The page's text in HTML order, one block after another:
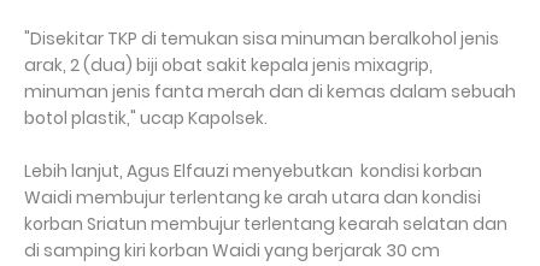
"Disekitar TKP di temukan sisa minuman beralkohol jenis
arak, 2 (dua) biji obat sakit kepala jenis mixagrip,
minuman jenis fanta merah dan di kemas dalam sebuah
botol plastik," ucap Kapolsek.
Lebih lanjut, Agus Elfauzi menyebutkan kondisi korban
Waidi membujur terlentang ke arah utara dan kondisi
korban Sriatun membujur terlentang kearah selatan dan
di samping kiri korban Waidi yang berjarak 30 cm